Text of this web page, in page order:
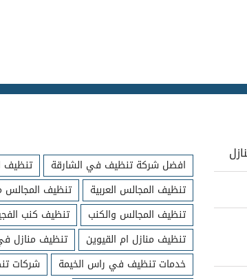
افضل شركة تنظيف في الشارقة
تنظيف
تنظيف المجالس العربية
تنظيف المجالس
تنظيف المجالس والكنب
تنظيف كنب
تنظيف منازل ام القيوين
تنظيف منازل
خدمات تنظيف في راس الخيمة
شركات